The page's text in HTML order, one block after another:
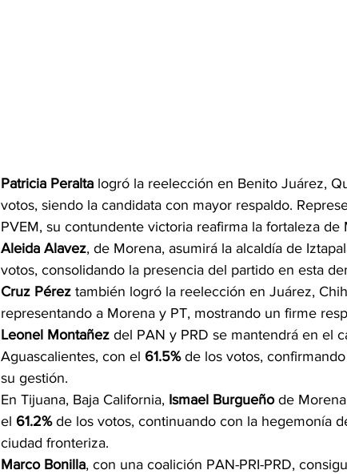
Patricia Peralta logró la reelección en Benito Juárez,
votos, siendo la candidata con mayor respaldo.
PVEM, su contundente victoria reafirma la fortaleza de
Aleida Alavez, de Morena, asumirá la alcaldía de
votos, consolidando la presencia del partido en esta
Cruz Pérez también logró la reelección en Juárez,
representando a Morena y PT, mostrando un firme
Leonel Montañez del PAN y PRD se mantendrá en el
Aguascalientes, con el 61.5% de los votos,
su gestión.
En Tijuana, Baja California, Ismael Burgueño de Morena
el 61.2% de los votos, continuando con la hegemonía
ciudad fronteriza.
Marco Bonilla, con una coalición PAN-PRI-PRD,